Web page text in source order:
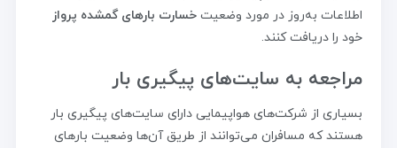
اطلاعات به‌روز در مورد وضعیت خسارت بارهای گمشده پرواز
خود را دریافت کنند.
مراجعه به سایت‌های پیگیری بار
بسیاری از شرکت‌های هواپیمایی دارای سایت‌های پیگیری بار
هستند که مسافران می‌توانند از طریق آن‌ها وضعیت بارهای